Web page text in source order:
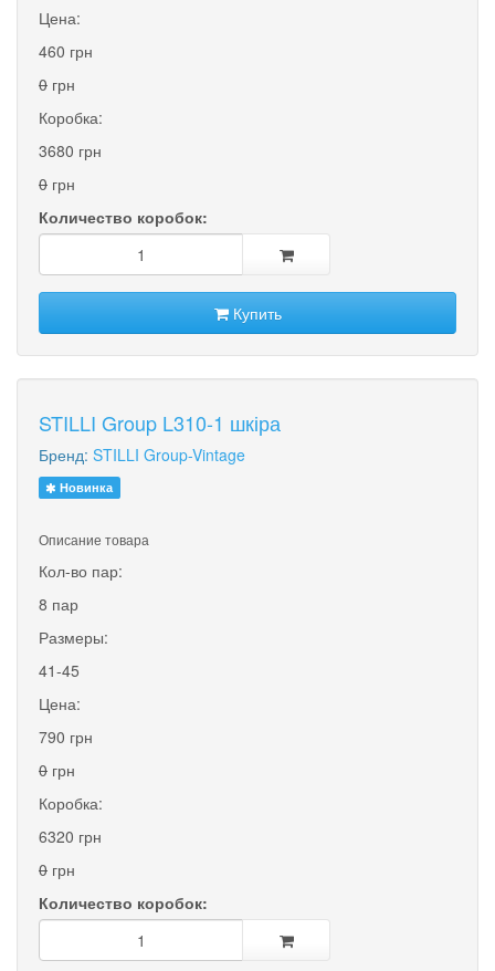
Цена:
460 грн
0 грн
Коробка:
3680 грн
0 грн
Количество коробок:
Купить
STILLI Group L310-1 шкіра
Бренд: STILLI Group-Vintage
Новинка
Описание товара
Кол-во пар:
8 пар
Размеры:
41-45
Цена:
790 грн
0 грн
Коробка:
6320 грн
0 грн
Количество коробок: